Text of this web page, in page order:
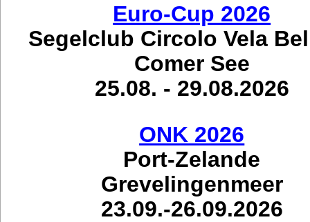
Euro-Cup 2026
Segelclub Circolo Vela
Comer See
25.08. - 29.08.2026
ONK 2026
Port-Zelande
Grevelingenmeer
23.09.-26.09.2026